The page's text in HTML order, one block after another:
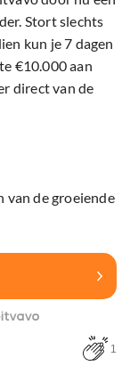
Stort slechts
kun je 7 dagen
€10.000 aan
direct van de
van de groeiende
1